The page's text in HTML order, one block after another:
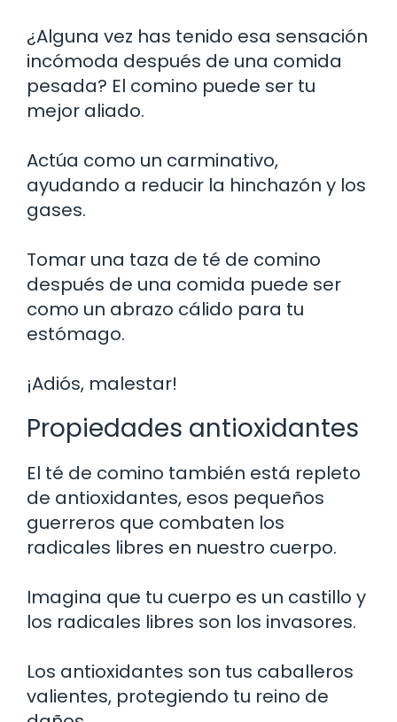
¿Alguna vez has tenido esa sensación
incómoda después de una comida
pesada? El comino puede ser tu
mejor aliado.
Actúa como un carminativo,
ayudando a reducir la hinchazón y los
gases.
Tomar una taza de té de comino
después de una comida puede ser
como un abrazo cálido para tu
estómago.
¡Adiós, malestar!
Propiedades antioxidantes
El té de comino también está repleto
de antioxidantes, esos pequeños
guerreros que combaten los
radicales libres en nuestro cuerpo.
Imagina que tu cuerpo es un castillo y
los radicales libres son los invasores.
Los antioxidantes son tus caballeros
valientes, protegiendo tu reino de